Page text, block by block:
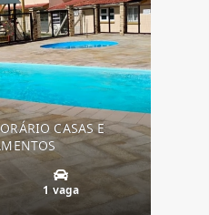
CASAS E
1 vaga